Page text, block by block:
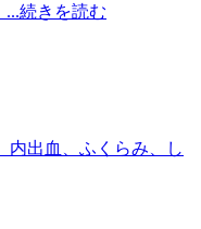
続きを読む
内出血、ふくらみ、し